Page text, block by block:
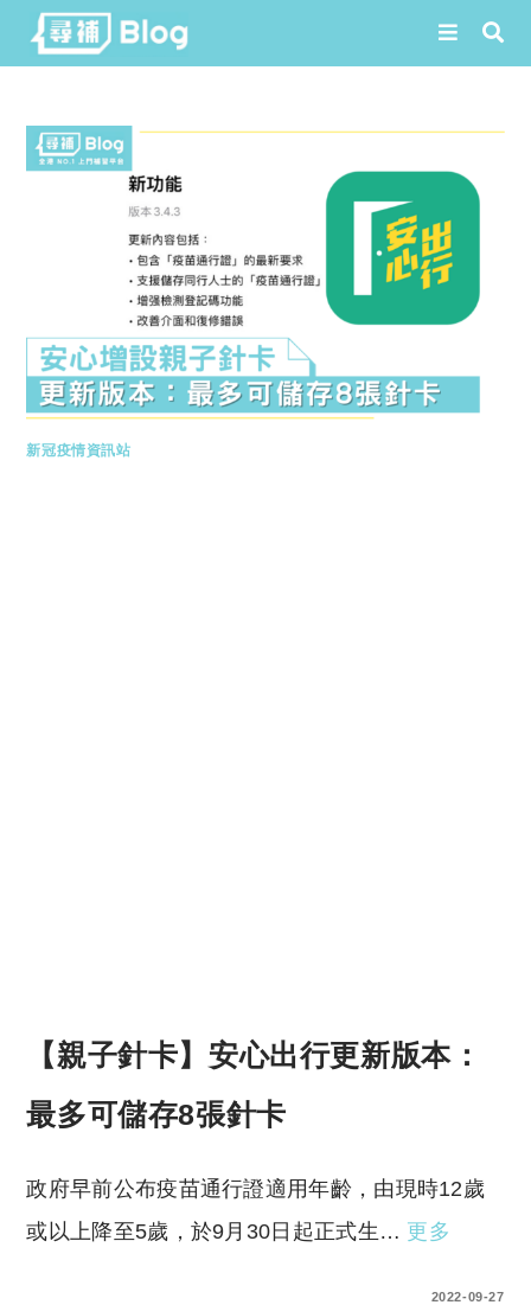
content
新冠疫情資訊站
【親子針卡】安心出行更新版本：
最多可儲存8張針卡
政府早前公布疫苗通行證適用年齡，由現時12歲
或以上降至5歲，於9月30日起正式生… 更多
2022-09-27